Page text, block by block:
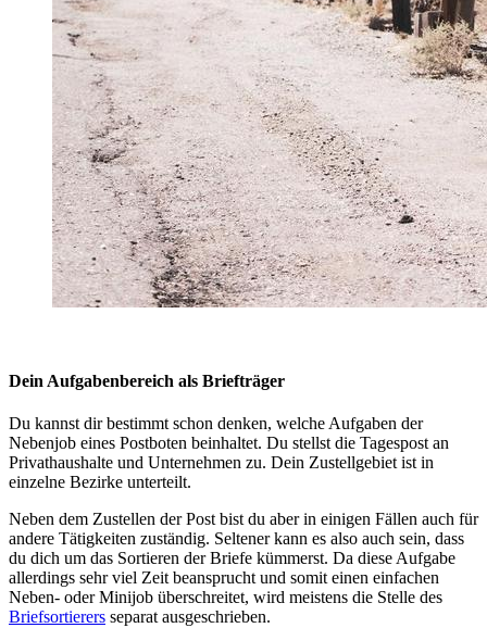
Dein Aufgabenbereich als Briefträger
Du kannst dir bestimmt schon denken, welche Aufgaben der
Nebenjob eines Postboten beinhaltet. Du stellst die Tagespost an
Privathaushalte und Unternehmen zu. Dein Zustellgebiet ist in
einzelne Bezirke unterteilt.
Neben dem Zustellen der Post bist du aber in einigen Fällen auch für
andere Tätigkeiten zuständig. Seltener kann es also auch sein, dass
du dich um das Sortieren der Briefe kümmerst. Da diese Aufgabe
allerdings sehr viel Zeit beansprucht und somit einen einfachen
Neben- oder Minijob überschreitet, wird meistens die Stelle des
Briefsortierers separat ausgeschrieben.